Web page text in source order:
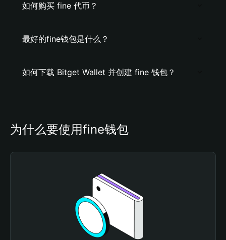
如何购买 fine 代币？
最好的fine钱包是什么？
如何下载 Bitget Wallet 并创建 fine 钱包？
为什么要使用fine钱包